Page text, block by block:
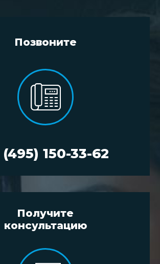
Позвоните
(495) 150-33-62
Получите
консультацию